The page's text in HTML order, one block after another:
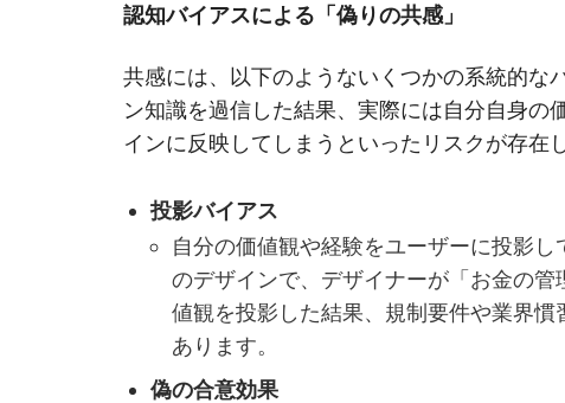
認知バイアスによる「偽りの共感」
共感には、以下のようないくつかの系統的な
ン知識を過信した結果、実際には自分自身の
インに反映してしまうといったリスクが存在
投影バイアス
自分の価値観や経験をユーザーに投影
のデザインで、デザイナーが「お金の
値観を投影した結果、規制要件や業界
あります。
偽の合意効果